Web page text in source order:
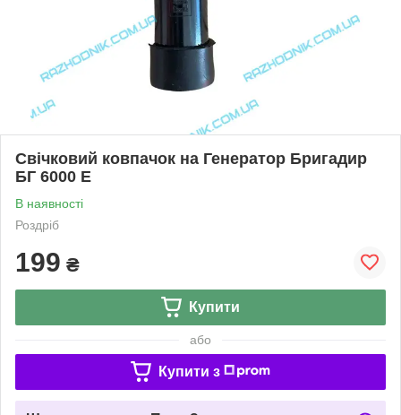
Свічковий ковпачок на Генератор Бригадир
БГ 6000 Е
В наявності
Роздріб
199 ₴
Купити
або
Купити з